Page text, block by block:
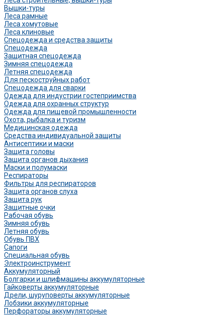
Вышки-туры
Леса рамные
Леса хомутовые
Леса клиновые
Спецодежда и средства защиты
Спецодежда
Защитная спецодежда
Зимняя спецодежда
Летняя спецодежда
Для пескоструйных работ
Спецодежда для сварки
Одежда для индустрии гостеприимства
Одежда для охранных структур
Одежда для пищевой промышленности
Охота, рыбалка и туризм
Медицинская одежда
Средства индивидуальной защиты
Антисептики и маски
Защита головы
Защита органов дыхания
Маски и полумаски
Респираторы
Фильтры для респираторов
Защита органов слуха
Защита рук
Защитные очки
Рабочая обувь
Зимняя обувь
Летняя обувь
Обувь ПВХ
Сапоги
Специальная обувь
Электроинструмент
Аккумуляторный
Болгарки и шлифмашины аккумуляторные
Гайковерты аккумуляторные
Дрели, шуруповерты аккумуляторные
Лобзики аккумуляторные
Перфораторы аккумуляторные